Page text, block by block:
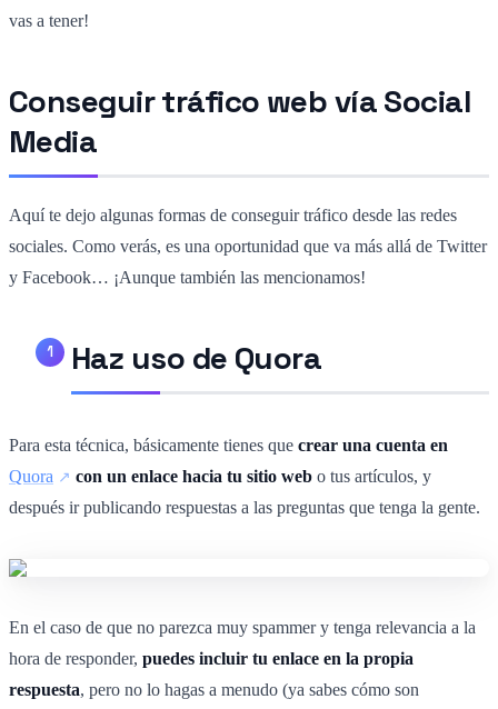
vas a tener!
Conseguir tráfico web vía Social
Media
Aquí te dejo algunas formas de conseguir tráfico desde las redes
sociales. Como verás, es una oportunidad que va más allá de Twitter
y Facebook… ¡Aunque también las mencionamos!
Haz uso de Quora
Para esta técnica, básicamente tienes que crear una cuenta en
Quora
con un enlace hacia tu sitio web o tus artículos, y
después ir publicando respuestas a las preguntas que tenga la gente.
En el caso de que no parezca muy spammer y tenga relevancia a la
hora de responder, puedes incluir tu enlace en la propia
respuesta, pero no lo hagas a menudo (ya sabes cómo son